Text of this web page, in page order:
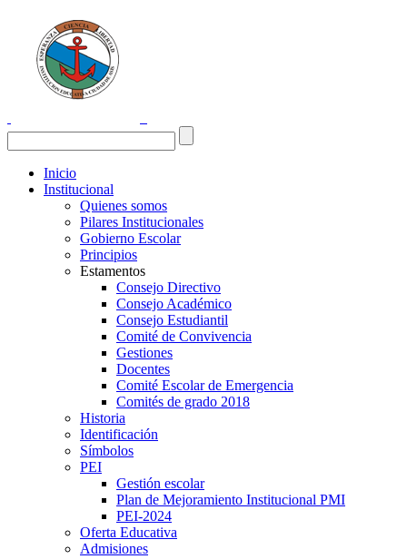
Inicio
Institucional
Quienes somos
Pilares Institucionales
Gobierno Escolar
Principios
Estamentos
Consejo Directivo
Consejo Académico
Consejo Estudiantil
Comité de Convivencia
Gestiones
Docentes
Comité Escolar de Emergencia
Comités de grado 2018
Historia
Identificación
Símbolos
PEI
Gestión escolar
Plan de Mejoramiento Institucional PMI
PEI-2024
Oferta Educativa
Admisiones